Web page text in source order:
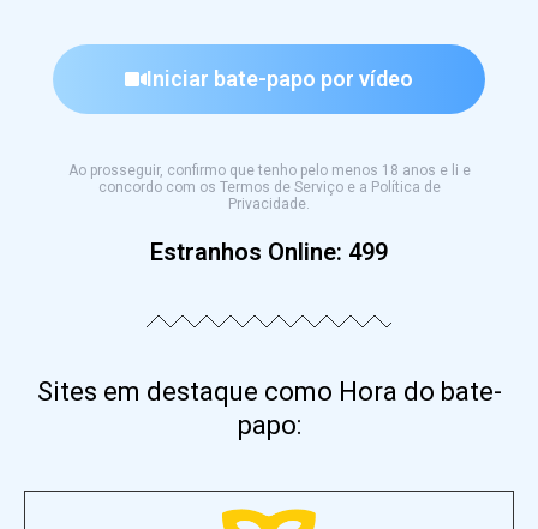
Iniciar bate-papo por vídeo
Ao prosseguir, confirmo que tenho pelo menos 18 anos e li e
concordo com os Termos de Serviço e a Política de
Privacidade.
Estranhos Online: 499
Sites em destaque como Hora do bate-
papo: